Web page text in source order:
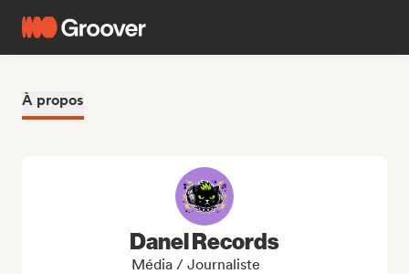
À propos
Danel Records
Média / Journaliste